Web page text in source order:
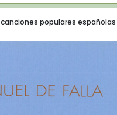
populares españolas